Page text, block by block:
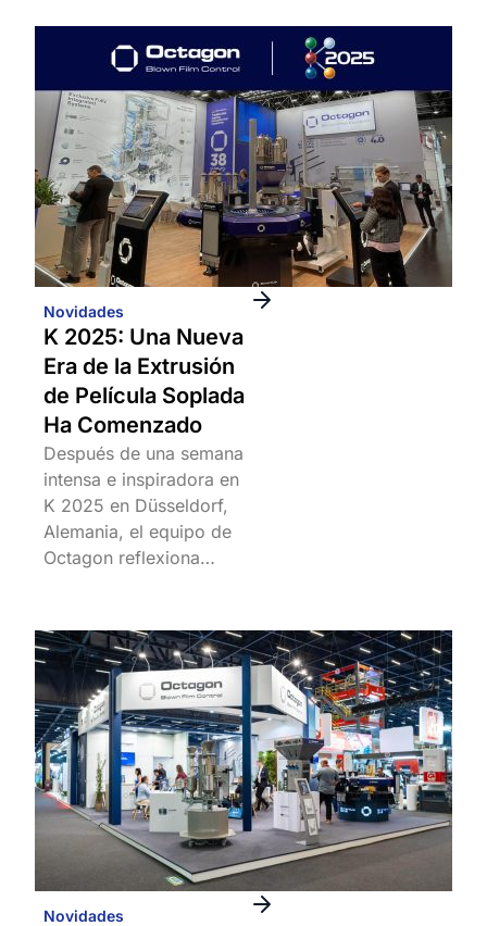
Novidades
K 2025: Una Nueva
Era de la Extrusión
de Película Soplada
Ha Comenzado
Después de una semana
intensa e inspiradora en
K 2025 en Düsseldorf,
Alemania, el equipo de
Octagon reflexiona…
Novidades